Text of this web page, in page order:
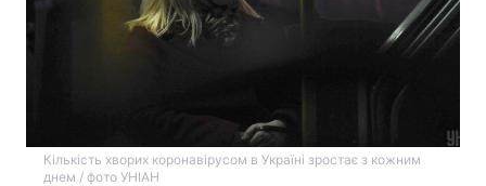
Кількість хворих коронавірусом в Україні зростає з кожним
днем / фото УНІАН